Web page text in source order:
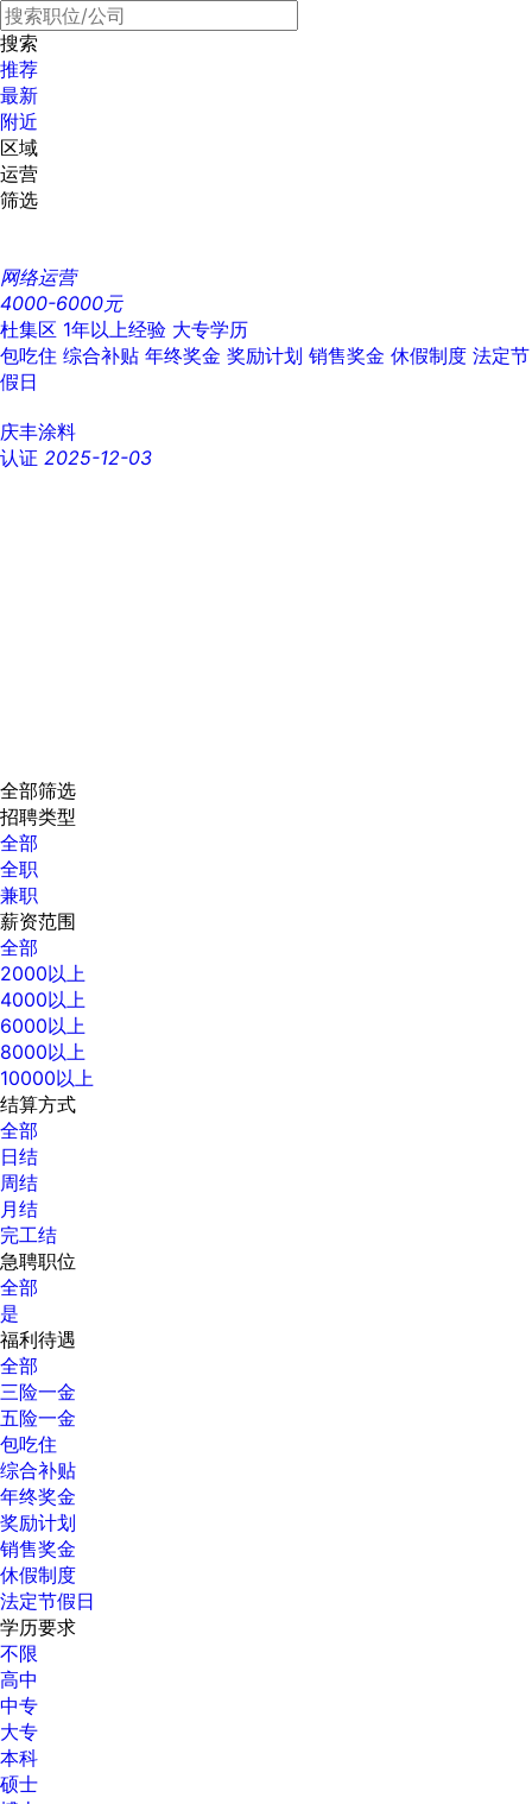
搜索
推荐
最新
附近
区域
运营
筛选
网络运营
4000-6000元
杜集区 1年以上经验 大专学历
包吃住 综合补贴 年终奖金 奖励计划 销售奖金 休假制度 法定节
假日
庆丰涂料
认证 2025-12-03
全部筛选
招聘类型
全部
全职
兼职
薪资范围
全部
2000以上
4000以上
6000以上
8000以上
10000以上
结算方式
全部
日结
周结
月结
完工结
急聘职位
全部
是
福利待遇
全部
三险一金
五险一金
包吃住
综合补贴
年终奖金
奖励计划
销售奖金
休假制度
法定节假日
学历要求
不限
高中
中专
大专
本科
硕士